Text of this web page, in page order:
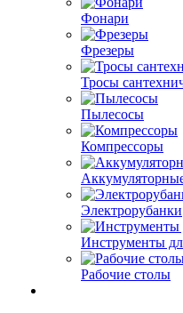
Фонари
Фрезеры
Тросы
Пылесосы
Компрессоры
Электрорубанки
Инструменты
Рабочие столы